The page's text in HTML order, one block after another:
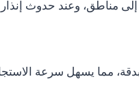
إلى مناطق، وعند حدوث
مما يسهل سرعة